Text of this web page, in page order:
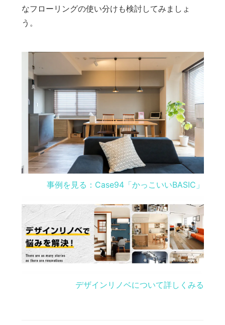
なフローリングの使い分けも検討してみましょ
う。
事例を見る：Case94「かっこいいBASIC」
デザインリノベについて詳しくみる